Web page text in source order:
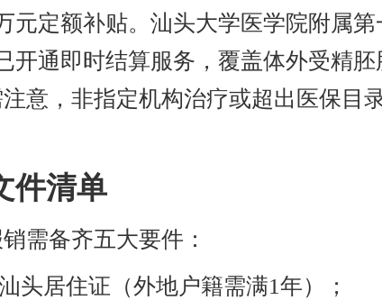
元定额补贴。汕头大学医学院附属
开通即时结算服务，覆盖体外受精
意，非指定机构治疗或超出医保目
件清单
需备齐五大要件：
头居住证（外地户籍需满1年）；